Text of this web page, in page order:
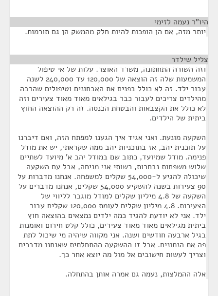
היו"ר נעמה לזימי
יותר מזה, אם הן הופכות להיות חלק מהמשק הן גם תורמות.
צליל שילדר
וזה השורה התחתונה, משרד האוצר. עלות של אי טיפול
המשמעות שלה זה הוצאה של 120,000 עד 240,000 לשנה
עבור ילד. זה לא כולל בפנים את האבחונים וטיפולים שהרבה
מהילדים צריכים לעבור כבר בגילאים מאוד מאוד צעירים וזה
לא כולל את הקצבאות והבטחת הכנסה. זה רק ההוצאה החוץ
ביתית של הילדים.
השקעה מונעת. ואני אגיד איך הגענו למפתח הזה, ואם דיברנו
על תוכנית יהב, אז בתוכניות יהב ממה שקראתי, יש את מודל
פנימה. מודל שמיועד, כתוב שם במודל יהב א' מיועד לשתיים
שלוש משפחות נבחרות, רשותי אני מניחה, אבל עם השקעה
שיכולה להגיע ל-54,000 שקלים למשפחה. אנחנו מדברות על
90 צעירות בשנה להשקיע 54,000 שקלים, אנחנו מדברים על
השקעה של 4.8 מיליון שקלים למודל מוגבר לליווי של
הצעירות. 4.8 מיליון שקלים לעומת 120,000 שקלים עבור
ילד. אני לא יודעת להגיד כמה ילדים נמצאים בהוצאה חוץ
ביתית מגילאים מאוד מאוד צעירים, כולל קלט חירום ואומנות
בגיל ארבעה חודשים ושנה. אני מקווה שיהיה מי שיכול לתת
פה את הנתונים. אבל זו ההשקעה ההתחלתית שאנחנו מדברים
וצריך לעשות חישובים אל מול מה יוצא אחר כך.
אלה ההמלצות, נעמה גם אמרה אותן בהתחלה.